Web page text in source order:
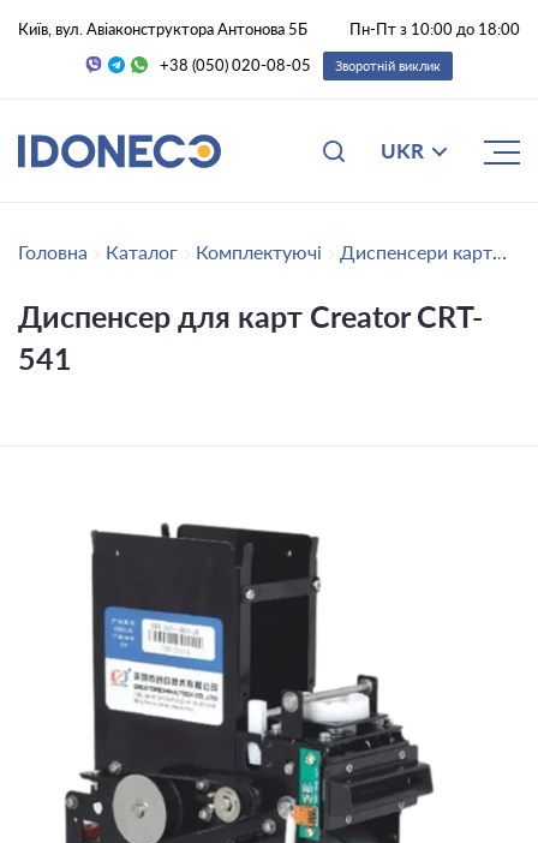
Київ, вул. Авіаконструктора Антонова 5Б
Пн-Пт з 10:00 до 18:00
+38 (050) 020-08-05
Зворотній виклик
UKR
Головна Каталог Комплектуючі Диспенсери карт
Диспенсер для карт Creator CRT-
541